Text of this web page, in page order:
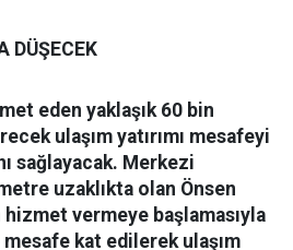
DÜŞECEK
eden yaklaşık 60 bin
ulaşım yatırımı mesafeyi
sağlayacak. Merkezi
uzaklıkta olan Önsen
vermeye başlamasıyla
kat edilerek ulaşım